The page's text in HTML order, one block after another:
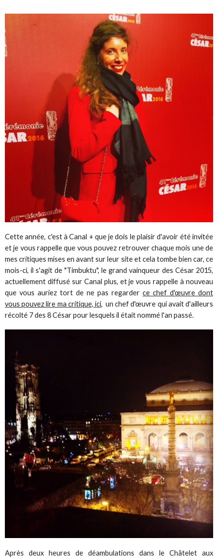
Cette année, c'est à Canal + que je dois le plaisir d'avoir été invitée
et je vous rappelle que vous pouvez retrouver chaque mois une de
mes critiques mises en avant sur leur site et cela tombe bien car, ce
mois-ci, il s'agit de "Timbuktu", le grand vainqueur des César 2015,
actuellement diffusé sur Canal plus, et je vous rappelle à nouveau
que vous auriez tort de ne pas regarder ce chef d'œuvre dont
vous pouvez lire ma critique, ici, un chef d'œuvre qui avait d'ailleurs
récolté 7 des 8 César pour lesquels il était nommé l'an passé.
Après deux heures de déambulations dans le Châtelet aux